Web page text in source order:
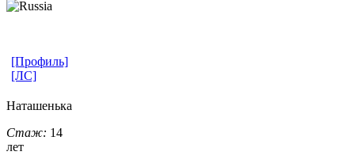
[Профиль]
[ЛС]
Наташенька
Стаж: 14
лет